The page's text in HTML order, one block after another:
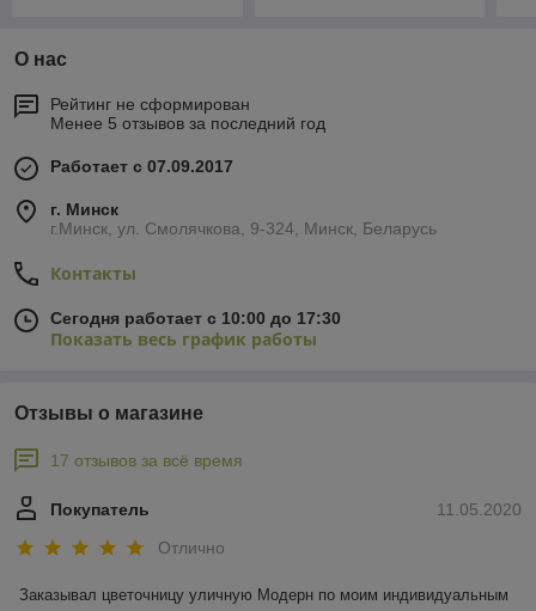
О нас
Рейтинг не сформирован
Менее 5 отзывов за последний год
Работает с 07.09.2017
г. Минск
г.Минск, ул. Смолячкова, 9-324, Минск, Беларусь
Контакты
Сегодня работает с 10:00 до 17:30
Показать весь график работы
Отзывы о магазине
17 отзывов за всё время
11.05.2020
Покупатель
Отлично
Заказывал цветочницу уличную Модерн по моим индивидуальным